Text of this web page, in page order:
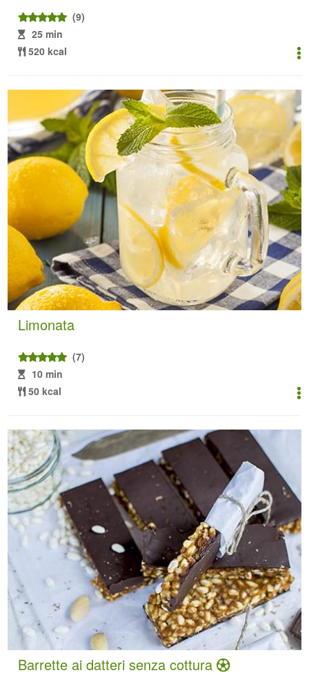
(9)
25 min
520 kcal
Limonata
(7)
10 min
50 kcal
Barrette ai datteri senza cottura